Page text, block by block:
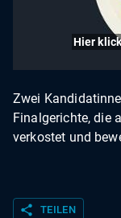
Hier
Zwei
Finalgerichte, die
verkostet und
share TEILEN